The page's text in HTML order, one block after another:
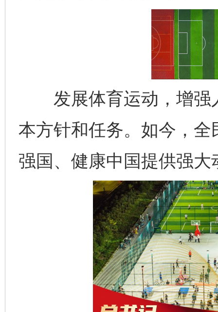
发展体育运动，增强
本方针和任务。如今，
强国、健康中国提供强大